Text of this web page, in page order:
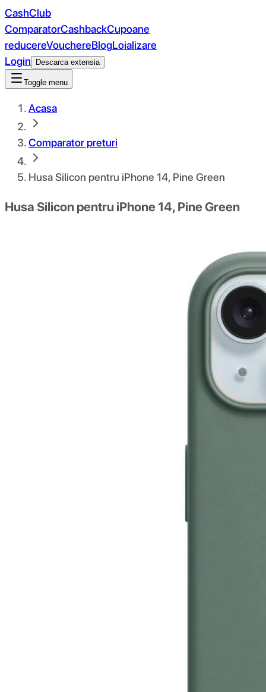
CashClub
ComparatorCashbackCupoane
reducereVouchereBlogLoializare
Login
Descarca extensia
Toggle menu
Acasa
Comparator preturi
Husa Silicon pentru iPhone 14, Pine Green
Husa Silicon pentru iPhone 14, Pine Green